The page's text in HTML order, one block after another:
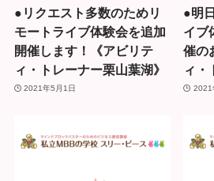
●リクエスト多数のためリ
モートライブ体験会を追加
開催します！《アビリテ
ィ・トレーナー栗山葉湖》
2021年5月1日
●明
イブ
催の
ィ・
2021